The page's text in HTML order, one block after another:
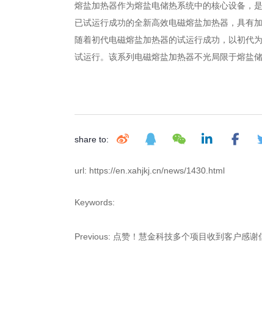
熔盐加热器作为熔盐电储热系统中的核心设备，
已试运行成功的全新高效电磁熔盐加热器，具有
随着初代电磁熔盐加热器的试运行成功，以初代
试运行。该系列电磁熔盐加热器不光局限于熔盐
share to:
url: https://en.xahjkj.cn/news/1430.html
Keywords:
Previous: 点赞！慧金科技多个项目收到客户感谢